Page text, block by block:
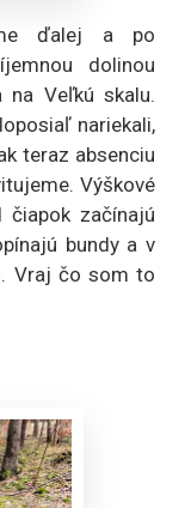
ďalej a po
dolinou
na Veľkú skalu.
nariekali,
teraz absenciu
Výškové
čiapok začínajú
bundy a v
Vraj čo som to